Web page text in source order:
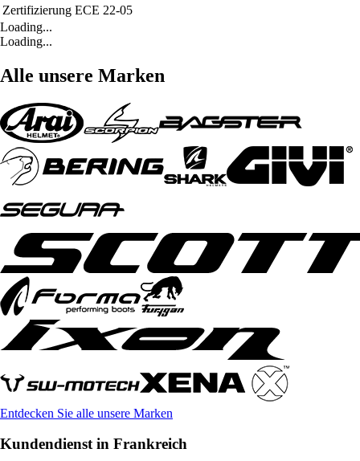
Zertifizierung ECE 22-05
Loading...
Loading...
Alle unsere Marken
Entdecken Sie alle unsere Marken
Kundendienst in Frankreich